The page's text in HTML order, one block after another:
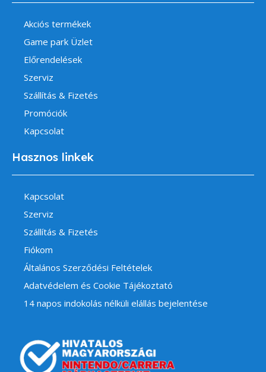
Akciós termékek
Game park Üzlet
Előrendelések
Szerviz
Szállítás & Fizetés
Promóciók
Kapcsolat
Hasznos linkek
Kapcsolat
Szerviz
Szállítás & Fizetés
Fiókom
Általános Szerződési Feltételek
Adatvédelem és Cookie Tájékoztató
14 napos indokolás nélküli elállás bejelentése